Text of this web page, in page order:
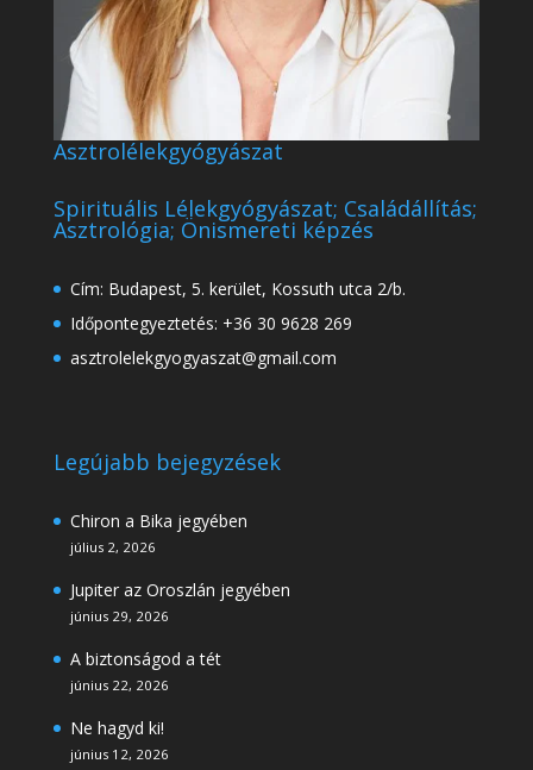
Asztrolélekgyógyászat
Spirituális Lélekgyógyászat; Családállítás;
Asztrológia; Önismereti képzés
Cím: Budapest, 5. kerület, Kossuth utca 2/b.
Időpontegyeztetés: +36 30 9628 269
asztrolelekgyogyaszat@gmail.com
Legújabb bejegyzések
Chiron a Bika jegyében
július 2, 2026
Jupiter az Oroszlán jegyében
június 29, 2026
A biztonságod a tét
június 22, 2026
Ne hagyd ki!
június 12, 2026